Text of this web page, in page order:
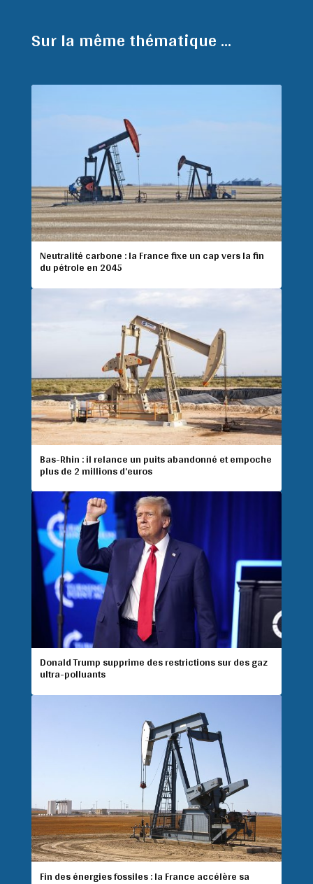
Sur la même thématique ...
Neutralité carbone : la France fixe un cap vers la fin
du pétrole en 2045
Bas-Rhin : il relance un puits abandonné et empoche
plus de 2 millions d’euros
Donald Trump supprime des restrictions sur des gaz
ultra-polluants
Fin des énergies fossiles : la France accélère sa